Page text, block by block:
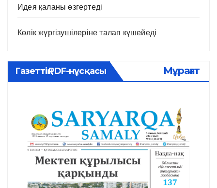
Идея қаланы өзгертеді
Көлік жүргізушілеріне талап күшейеді
Газеттің PDF-нұсқасы Мұрағат